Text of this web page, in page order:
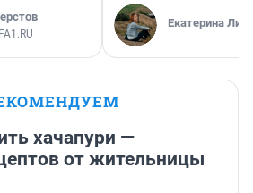
Екатерина
хачапури —
от жительницы